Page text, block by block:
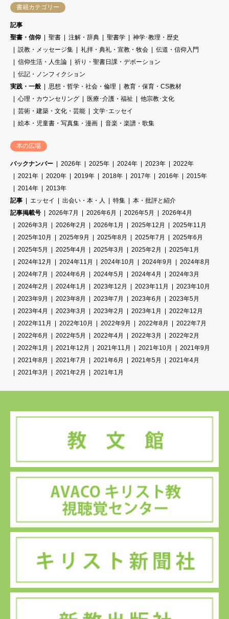
書籍カテゴリー
記事
聖書・信仰
聖書 注解・辞典 聖書学
神学･教理・歴史
説教・メッセージ集
礼拝・典礼・宣教・牧会
伝道・信仰入門
信仰生活・人生論
祈り・聖書日課・デボーション
伝記・ノンフィクション
実践・一般
思想・哲学・社会・倫理
教育・保育・CS教材
心理・カウンセリング
医療･介護・福祉
他宗教･文化
芸術・建築・文化・芸能
文学･エッセイ
絵本・児童書・写真集・漫画
音楽・楽譜・歌集
本の広場
バックナンバー 2026年 2025年 2024年 2023年
2022年
2021年
2020年 2019年 2018年 2017年 2016年
2015年
2014年
2013年
記事
エッセイ 出会い・本・人 特集
本・批評と紹介
記事掲載号
2026年7月 2026年6月 2026年5月
2026年4月
2026年3月
2026年2月 2026年1月 2025年12月
2025年11月
2025年10月
2025年9月 2025年8月 2025年7月
2025年6月
2025年5月
2025年4月 2025年3月 2025年2月
2025年1月
2024年12月
2024年11月 2024年10月 2024年9月
2024年8月
2024年7月
2024年6月 2024年5月 2024年4月
2024年3月
2024年2月
2024年1月 2023年12月 2023年11月
2023年10月
2023年9月
2023年8月 2023年7月 2023年6月
2023年5月
2023年4月
2023年3月 2023年2月 2023年1月
2022年12月
2022年11月
2022年10月 2022年9月 2022年8月
2022年7月
2022年6月
2022年5月 2022年4月 2022年3月
2022年2月
2022年1月
2021年12月 2021年11月 2021年10月
2021年9月
2021年8月
2021年7月 2021年6月 2021年5月
2021年4月
2021年3月
2021年2月 2021年1月